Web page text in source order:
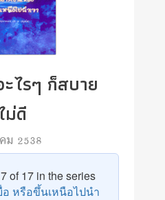
ไรๆ ก็สบาย
ม่ดี
ม 2538
of 17 in the series
อ หรือขึ้นเหนือไปนำ